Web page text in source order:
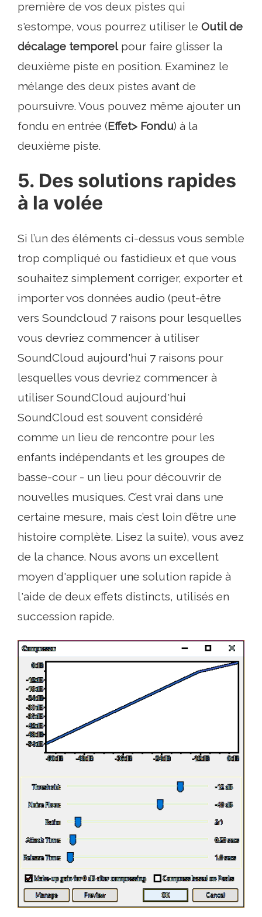
première de vos deux pistes qui
s'estompe, vous pourrez utiliser le Outil de
décalage temporelpour faire glisser la
deuxième piste en position. Examinez le
mélange des deux pistes avant de
poursuivre. Vous pouvez même ajouter un
fondu en entrée (Effet> Fondu) à la
deuxième piste.
5. Des solutions rapides
à la volée
Si l’un des éléments ci-dessus vous semble
trop compliqué ou fastidieux et que vous
souhaitez simplement corriger, exporter et
importer vos données audio (peut-être
vers Soundcloud 7 raisons pour lesquelles
vous devriez commencer à utiliser
SoundCloud aujourd'hui 7 raisons pour
lesquelles vous devriez commencer à
utiliser SoundCloud aujourd'hui
SoundCloud est souvent considéré
comme un lieu de rencontre pour les
enfants indépendants et les groupes de
basse-cour - un lieu pour découvrir de
nouvelles musiques. C’est vrai dans une
certaine mesure, mais c’est loin d’être une
histoire complète. Lisez la suite), vous avez
de la chance. Nous avons un excellent
moyen d'appliquer une solution rapide à
l'aide de deux effets distincts, utilisés en
succession rapide.